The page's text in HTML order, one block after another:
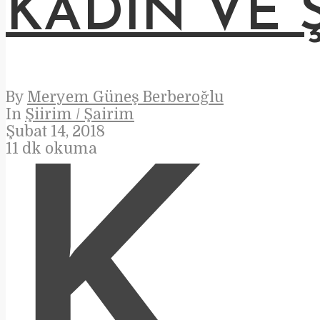
KADIN VE
By Meryem Güneş Berberoğlu
In Şiirim / Şairim
Şubat 14, 2018
11 dk okuma